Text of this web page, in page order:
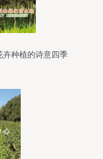
卉种植的诗意四季